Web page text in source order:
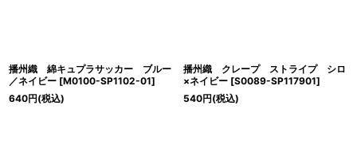
播州織 綿キュプラサッカー ブルー
／ネイビー [M0100-SP1102-01]
640円(税込)
播州織 クレープ ストライプ シロ
×ネイビー [S0089-SP117901]
540円(税込)